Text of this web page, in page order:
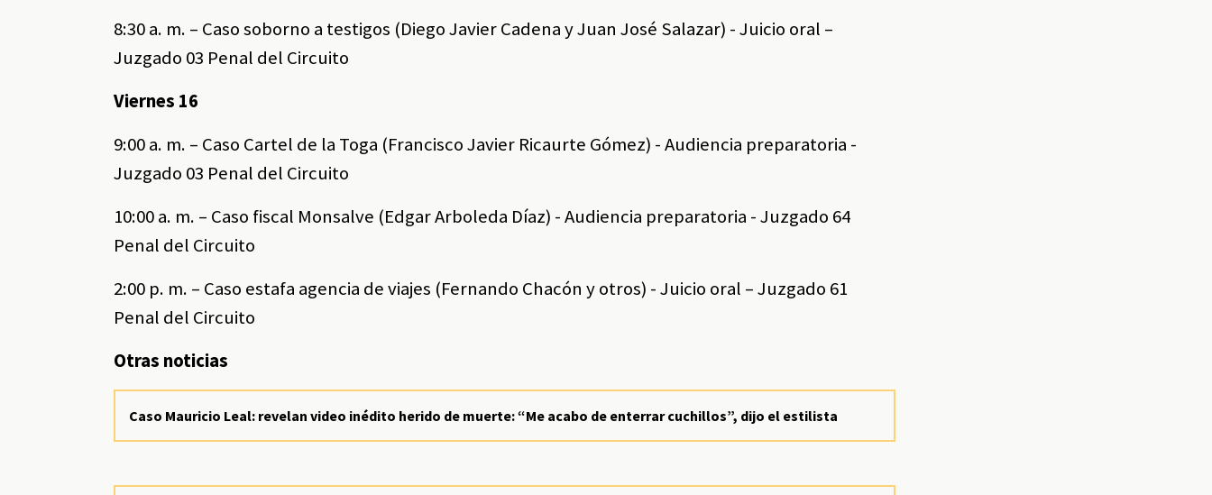
8:30 a. m. – Caso soborno a testigos (Diego Javier Cadena y Juan José Salazar) - Juicio oral –
Juzgado 03 Penal del Circuito
Viernes 16
9:00 a. m. – Caso Cartel de la Toga (Francisco Javier Ricaurte Gómez) - Audiencia preparatoria -
Juzgado 03 Penal del Circuito
10:00 a. m. – Caso fiscal Monsalve (Edgar Arboleda Díaz) - Audiencia preparatoria - Juzgado 64
Penal del Circuito
2:00 p. m. – Caso estafa agencia de viajes (Fernando Chacón y otros) - Juicio oral – Juzgado 61
Penal del Circuito
Otras noticias
Caso Mauricio Leal: revelan video inédito herido de muerte: “Me acabo de enterrar cuchillos”, dijo el estilista